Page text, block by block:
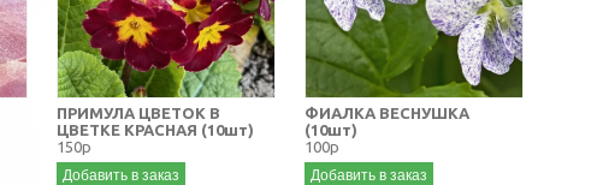
ПРИМУЛА ЦВЕТОК В
ЦВЕТКЕ КРАСНАЯ (10шт)
150р
Добавить в заказ
ФИАЛКА ВЕСНУШКА
(10шт)
100р
Добавить в заказ